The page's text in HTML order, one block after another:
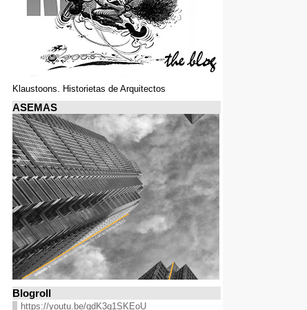
Klaustoons. Historietas de Arquitectos
ASEMAS
Blogroll
https://youtu.be/qdK3q1SKEoU